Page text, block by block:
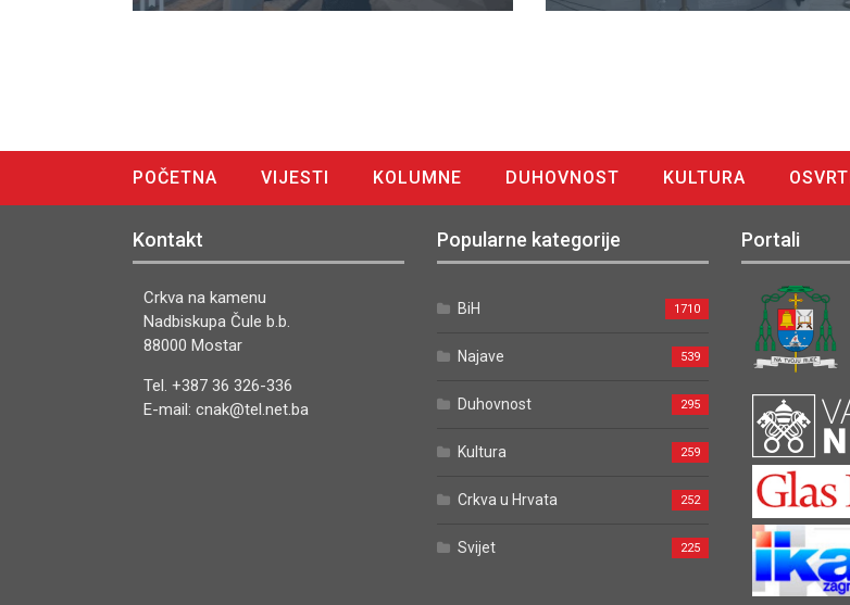
POČETNA VIJESTI KOLUMNE DUHOVNOST KULTURA OSVRTI
Kontakt
Crkva na kamenu
Nadbiskupa Čule b.b.
88000 Mostar
Tel. +387 36 326-336
E-mail: cnak@tel.net.ba
Popularne kategorije
BiH 1710
Najave 539
Duhovnost 295
Kultura 259
Crkva u Hrvata 252
Svijet 225
Portali